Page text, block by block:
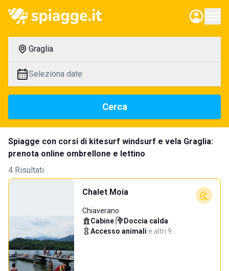
Graglia
Seleziona date
Cerca
Spiagge con corsi di kitesurf windsurf e vela Graglia:
prenota online ombrellone e lettino
4 Risultati
Chalet Moia
Chiaverano
Cabine· Doccia calda·
Accesso animali·e altri 9…